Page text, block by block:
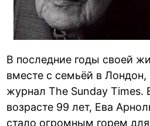
В последние годы своей
вместе с семьёй в Лондон,
журнал The Sunday Times.
возрасте 99 лет, Ева
стало огромным горем